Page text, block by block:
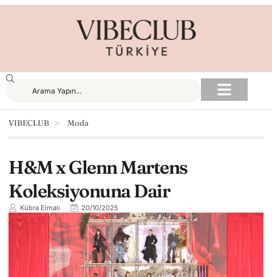
VIBECLUB Moda
H&M x Glenn Martens
Koleksiyonuna Dair
Kübra Elmalı 20/10/2025